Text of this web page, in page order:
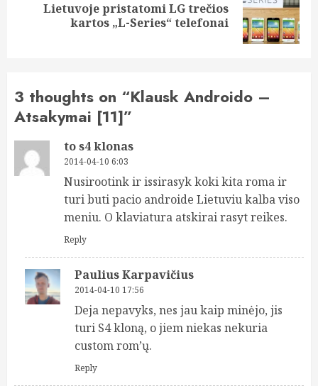
NextLietuvoje pristatomi LG trečios
kartos „L-Series“ telefonai
3 thoughts on “Klausk Androido –
Atsakymai [11]”
to s4 klonas
2014-04-10 6:03
Nusirootink ir issirasyk koki kita roma ir
turi buti pacio androide Lietuviu kalba viso
meniu. O klaviatura atskirai rasyt reikes.
Reply
Paulius Karpavičius
2014-04-10 17:56
Deja nepavyks, nes jau kaip minėjo, jis
turi S4 kloną, o jiem niekas nekuria
custom rom’ų.
Reply